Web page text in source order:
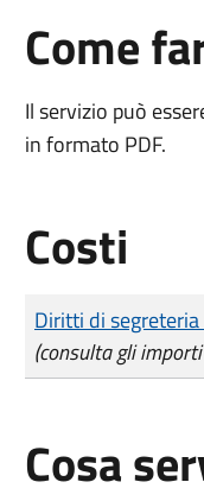
Come
Il servizio può
in formato PDF.
Costi
Tipo di pagamento
Importo
Diritti di
(consulta gli
Cosa